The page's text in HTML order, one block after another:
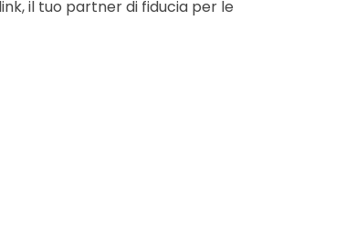
il tuo partner di fiducia per le